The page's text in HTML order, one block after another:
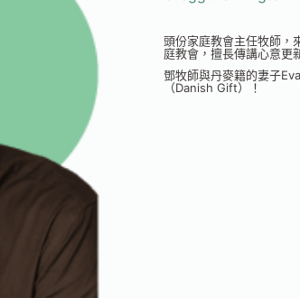
頭份家庭教會主任牧師，
庭教會，擅長傳講心意更
鄧牧師與丹麥籍的妻子
（Danish Gift）！